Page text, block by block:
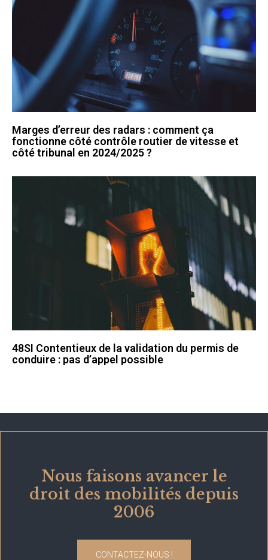
Marges d’erreur des radars : comment ça
fonctionne côté contrôle routier de vitesse et
côté tribunal en 2024/2025 ?
48SI Contentieux de la validation du permis de
conduire : pas d’appel possible
Nous faisons avancer le
droit des mobilités depuis
2006
CONTACTEZ-NOUS !